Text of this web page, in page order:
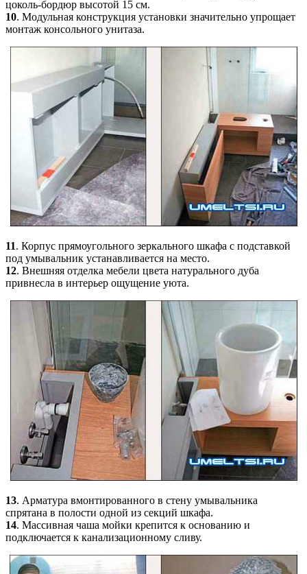
цоколь-бордюр высотой 15 см.
10. Модульная конструкция установки значительно упрощает
монтаж консольного унитаза.
11. Корпус прямоугольного зеркального шкафа с подставкой
под умывальник устанавливается на место.
12. Внешняя отделка мебели цвета натурального дуба
привнесла в интерьер ощущение уюта.
13. Арматура вмонтированного в стену умывальника
спрятана в полости одной из секций шкафа.
14. Массивная чаша мойки крепится к основанию и
подключается к канализационному сливу.